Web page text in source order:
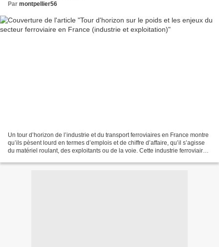
Par montpellier56
Un tour d’horizon de l’industrie et du transport ferroviaires en France montre
qu’ils pèsent lourd en termes d’emplois et de chiffre d’affaire, qu’il s’agisse
du matériel roulant, des exploitants ou de la voie. Cette industrie ferroviaire